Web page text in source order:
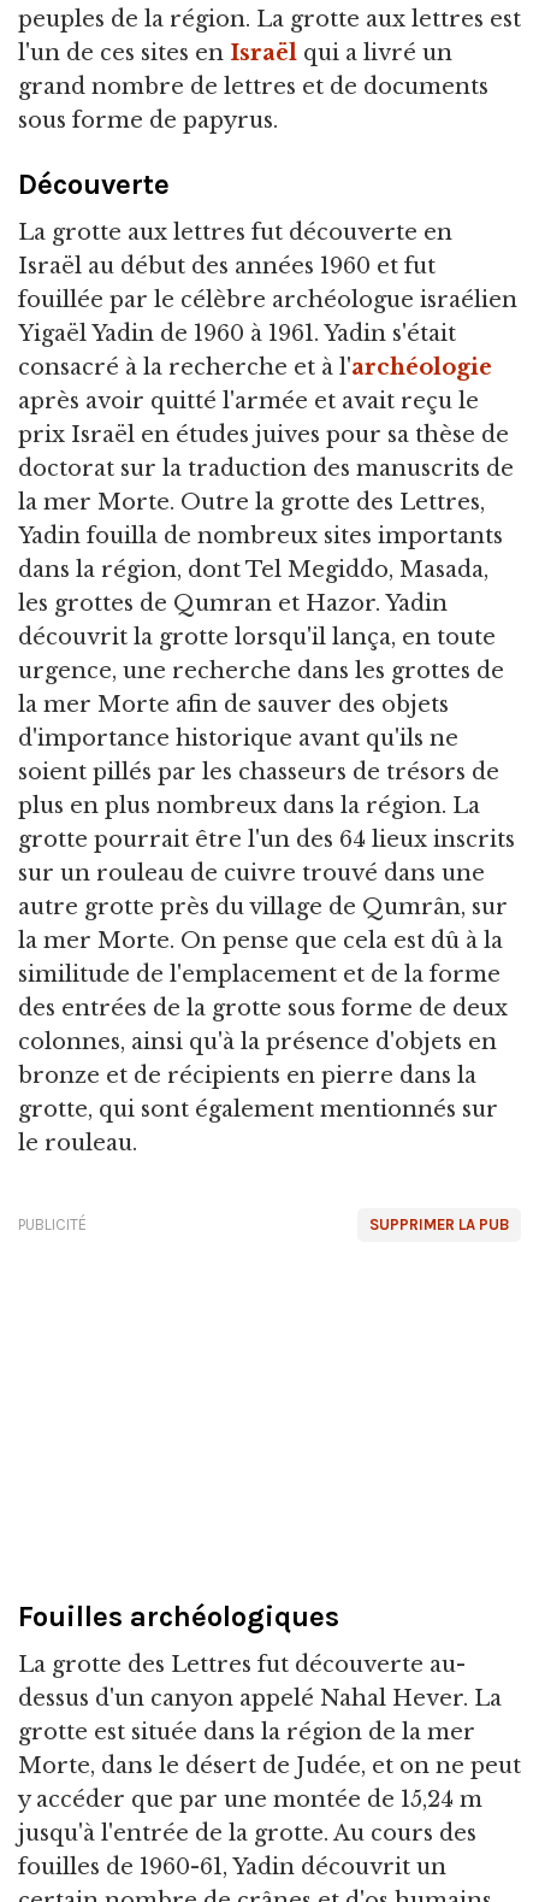
peuples de la région. La grotte aux lettres est
l'un de ces sites en Israël qui a livré un
grand nombre de lettres et de documents
sous forme de papyrus.
Découverte
La grotte aux lettres fut découverte en
Israël au début des années 1960 et fut
fouillée par le célèbre archéologue israélien
Yigaël Yadin de 1960 à 1961. Yadin s'était
consacré à la recherche et à l'archéologie
après avoir quitté l'armée et avait reçu le
prix Israël en études juives pour sa thèse de
doctorat sur la traduction des manuscrits de
la mer Morte. Outre la grotte des Lettres,
Yadin fouilla de nombreux sites importants
dans la région, dont Tel Megiddo, Masada,
les grottes de Qumran et Hazor. Yadin
découvrit la grotte lorsqu'il lança, en toute
urgence, une recherche dans les grottes de
la mer Morte afin de sauver des objets
d'importance historique avant qu'ils ne
soient pillés par les chasseurs de trésors de
plus en plus nombreux dans la région. La
grotte pourrait être l'un des 64 lieux inscrits
sur un rouleau de cuivre trouvé dans une
autre grotte près du village de Qumrân, sur
la mer Morte. On pense que cela est dû à la
similitude de l'emplacement et de la forme
des entrées de la grotte sous forme de deux
colonnes, ainsi qu'à la présence d'objets en
bronze et de récipients en pierre dans la
grotte, qui sont également mentionnés sur
le rouleau.
SUPPRIMER LA PUB
PUBLICITÉ
Fouilles archéologiques
La grotte des Lettres fut découverte au-
dessus d'un canyon appelé Nahal Hever. La
grotte est située dans la région de la mer
Morte, dans le désert de Judée, et on ne peut
y accéder que par une montée de 15,24 m
jusqu'à l'entrée de la grotte. Au cours des
fouilles de 1960-61, Yadin découvrit un